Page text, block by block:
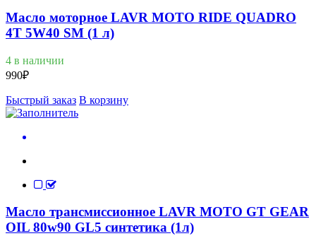
Масло моторное LAVR MOTO RIDE QUADRO
4Т 5W40 SM (1 л)
4 в наличии
990₽
Быстрый заказ В корзину
Масло трансмиссионное LAVR MOTO GT GEAR
OIL 80w90 GL5 синтетика (1л)